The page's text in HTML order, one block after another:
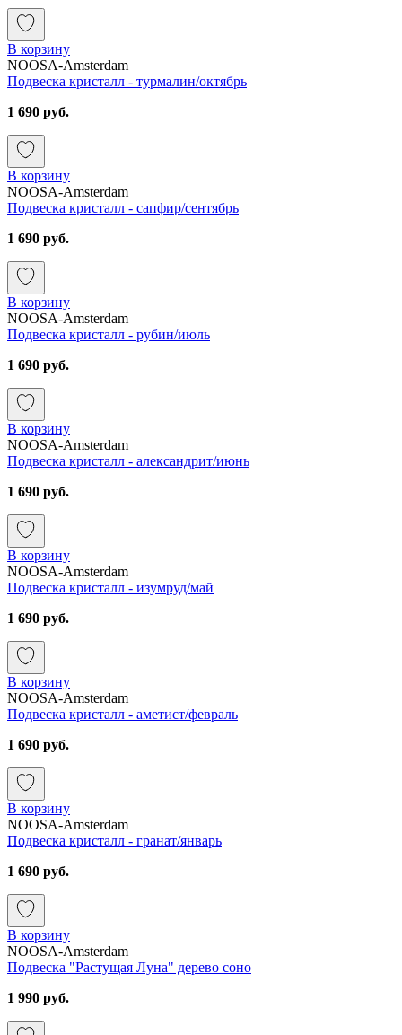
В корзину
NOOSA-Amsterdam
Подвеска кристалл - турмалин/октябрь
1 690 руб.
В корзину
NOOSA-Amsterdam
Подвеска кристалл - сапфир/сентябрь
1 690 руб.
В корзину
NOOSA-Amsterdam
Подвеска кристалл - рубин/июль
1 690 руб.
В корзину
NOOSA-Amsterdam
Подвеска кристалл - александрит/июнь
1 690 руб.
В корзину
NOOSA-Amsterdam
Подвеска кристалл - изумруд/май
1 690 руб.
В корзину
NOOSA-Amsterdam
Подвеска кристалл - аметист/февраль
1 690 руб.
В корзину
NOOSA-Amsterdam
Подвеска кристалл - гранат/январь
1 690 руб.
В корзину
NOOSA-Amsterdam
Подвеска "Растущая Луна" дерево соно
1 990 руб.